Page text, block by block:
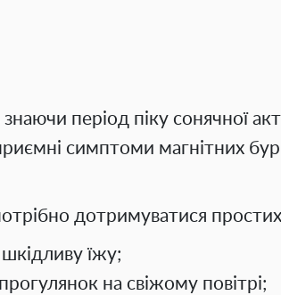
знаючи період піку сонячної
симптоми магнітних бур
дотримуватися
їжу;
на свіжому повітрі;